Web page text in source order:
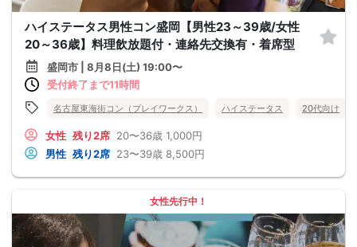
ハイステータス男性コン盛岡【男性23～39歳/女性
20～36歳】料理飲放題付・連絡先交換有・着席型
盛岡市 | 8月8日(土) 19:00〜
受付終了まで11時間
名古屋東海街コン（プレイワークス） ハイステータス 20代向け
女性 残り2席 20〜36歳 1,000円
男性 残り2席 23〜39歳 8,500円
女性先行中！